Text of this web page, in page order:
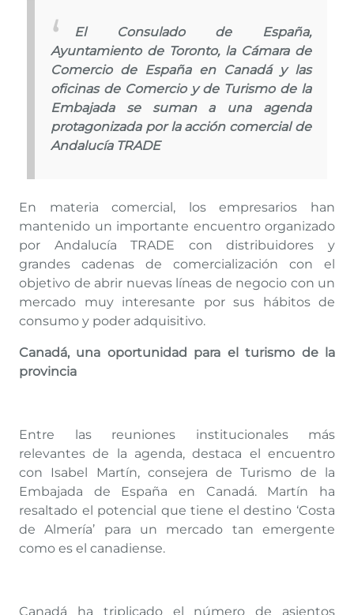
El Consulado de España,
Ayuntamiento de Toronto, la Cámara de
Comercio de España en Canadá y las
oficinas de Comercio y de Turismo de la
Embajada se suman a una agenda
protagonizada por la acción comercial de
Andalucía TRADE
En materia comercial, los empresarios han
mantenido un importante encuentro organizado
por Andalucía TRADE con distribuidores y
grandes cadenas de comercialización con el
objetivo de abrir nuevas líneas de negocio con un
mercado muy interesante por sus hábitos de
consumo y poder adquisitivo.
Canadá, una oportunidad para el turismo de la
provincia
Entre las reuniones institucionales más
relevantes de la agenda, destaca el encuentro
con Isabel Martín, consejera de Turismo de la
Embajada de España en Canadá. Martín ha
resaltado el potencial que tiene el destino ‘Costa
de Almería’ para un mercado tan emergente
como es el canadiense.
Canadá ha triplicado el número de asientos